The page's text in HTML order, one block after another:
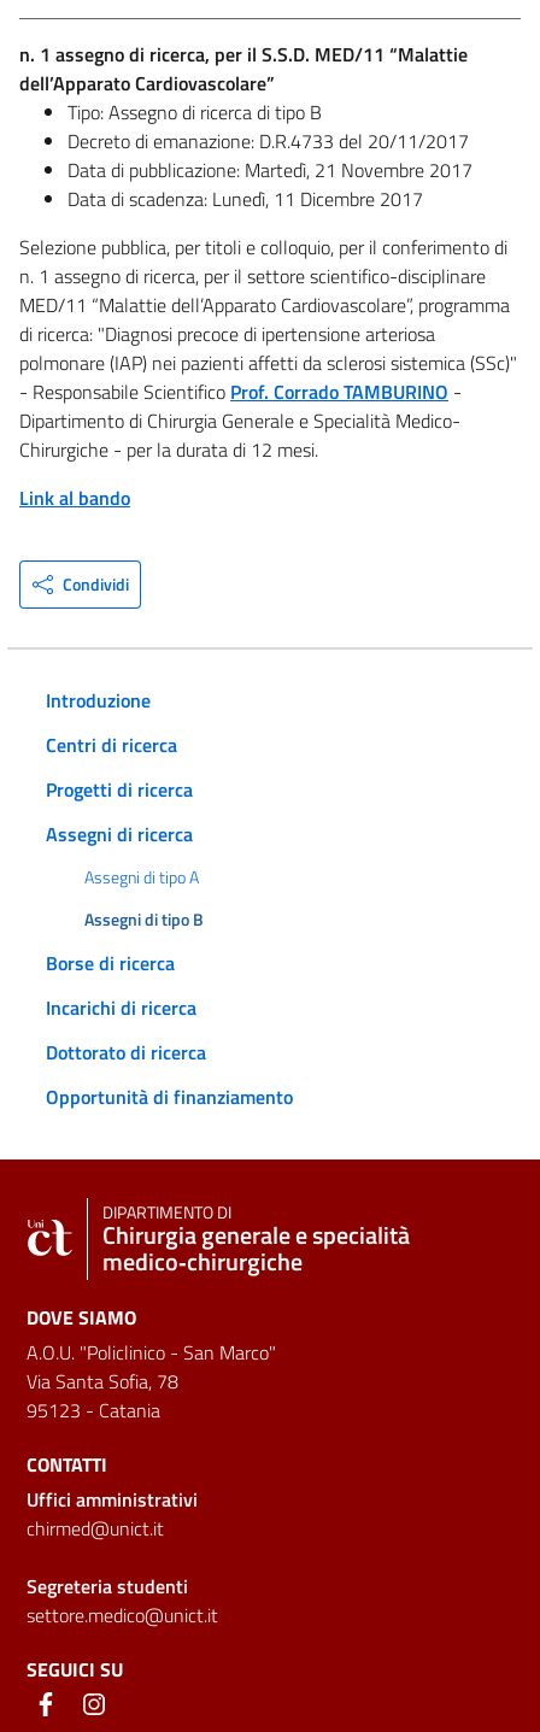
n. 1 assegno di ricerca, per il S.S.D. MED/11 “Malattie
dell’Apparato Cardiovascolare”
Tipo: Assegno di ricerca di tipo B
Decreto di emanazione: D.R.4733 del 20/11/2017
Data di pubblicazione: Martedì, 21 Novembre 2017
Data di scadenza: Lunedì, 11 Dicembre 2017
Selezione pubblica, per titoli e colloquio, per il conferimento di
n. 1 assegno di ricerca, per il settore scientifico-disciplinare
MED/11 “Malattie dell’Apparato Cardiovascolare”, programma
di ricerca: "Diagnosi precoce di ipertensione arteriosa
polmonare (IAP) nei pazienti affetti da sclerosi sistemica (SSc)"
- Responsabile Scientifico Prof. Corrado TAMBURINO -
Dipartimento di Chirurgia Generale e Specialità Medico-
Chirurgiche - per la durata di 12 mesi.
Link al bando
Condividi
Introduzione
Centri di ricerca
Progetti di ricerca
Assegni di ricerca
Assegni di tipo A
Assegni di tipo B
Borse di ricerca
Incarichi di ricerca
Dottorato di ricerca
Opportunità di finanziamento
DIPARTIMENTO DI
Chirurgia generale e specialità
medico‑chirurgiche
DOVE SIAMO
A.O.U. "Policlinico - San Marco"
Via Santa Sofia, 78
95123 - Catania
CONTATTI
Uffici amministrativi
chirmed@unict.it
Segreteria studenti
settore.medico@unict.it
SEGUICI SU